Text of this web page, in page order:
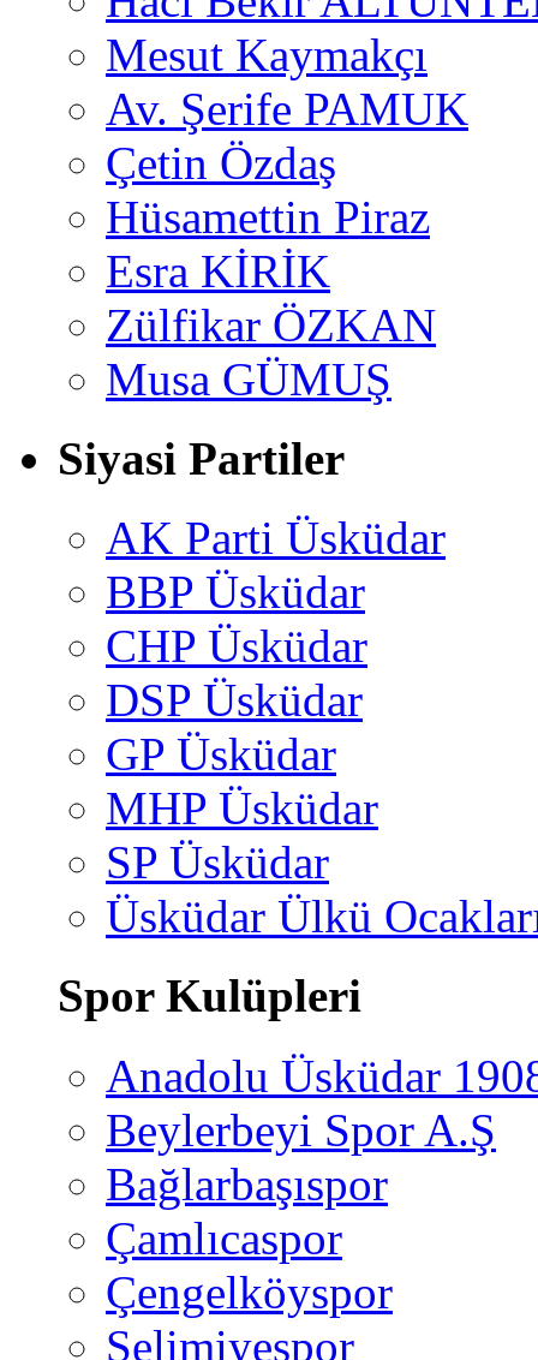
Mesut Kaymakçı
Av. Şerife PAMUK
Çetin Özdaş
Hüsamettin Piraz
Esra KİRİK
Zülfikar ÖZKAN
Musa GÜMUŞ
Siyasi Partiler
AK Parti Üsküdar
BBP Üsküdar
CHP Üsküdar
DSP Üsküdar
GP Üsküdar
MHP Üsküdar
SP Üsküdar
Üsküdar Ülkü
Spor Kulüpleri
Anadolu Üsküdar
Beylerbeyi Spor A.Ş
Bağlarbaşıspor
Çamlıcaspor
Çengelköyspor
Selimiyespor